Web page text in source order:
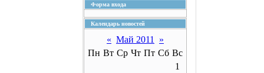
Форма входа
Календарь новостей
« Май 2011
»
Пн Вт Ср Чт Пт Сб Вс
1